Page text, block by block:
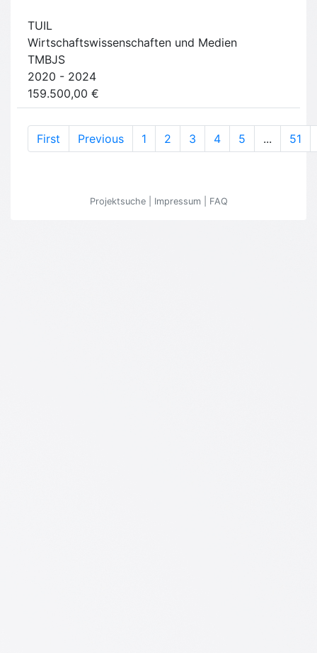
TUIL
Wirtschaftswissenschaften und Medien
TMBJS
2020 - 2024
159.500,00 €
First Previous 1 2 3 4 5 ... 51
Projektsuche Impressum FAQ